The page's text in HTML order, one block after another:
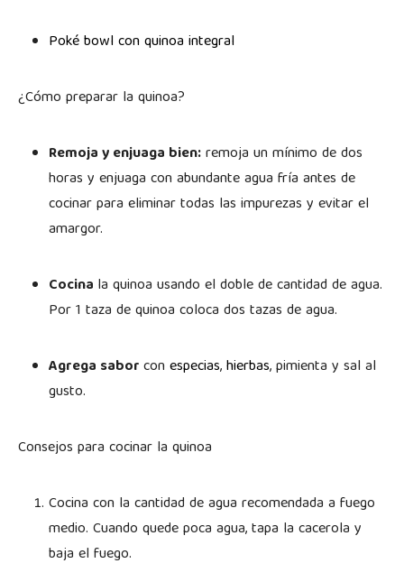
Poké bowl con quinoa integral
¿Cómo preparar la quinoa?
Remoja y enjuaga bien:remoja un mínimo de dos
horas y enjuaga con abundante agua fría antes de
cocinar para eliminar todas las impurezas y evitar el
amargor.
Cocina la quinoa usando el doble de cantidad de agua.
Por 1 taza de quinoa coloca dos tazas de agua.
Agrega saborconespecias,hierbas, pimienta y sal al
gusto.
Consejos para cocinar la quinoa
Cocina con la cantidad de agua recomendada a fuego
medio. Cuando quede poca agua, tapa la cacerola y
baja el fuego.